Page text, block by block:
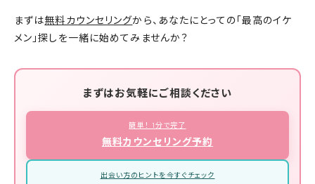
まずは無料カウンセリングから、あなたにとっての「最高のイケ
メン」探しを一緒に始めてみませんか？
まずはお気軽にご相談ください
簡単！ 1分で完了
無料カウンセリング予約
出会い方のヒントを今すぐチェック